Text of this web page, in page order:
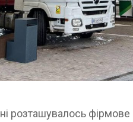
розташувалось